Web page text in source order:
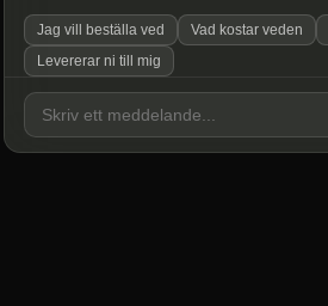
Jag vill beställa ved Vad kostar veden
Levererar ni till mig